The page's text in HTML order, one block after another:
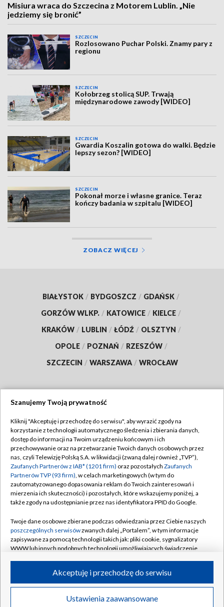
Misiura wraca do Szczecina z Motorem Lublin. „Nie
jedziemy się bronić”
SZCZECIN
Rozlosowano Puchar Polski. Znamy pary z
regionu
SZCZECIN
Kołobrzeg stolicą SUP. Trwają
międzynarodowe zawody [WIDEO]
SZCZECIN
Gwardia Koszalin gotowa do walki. Będzie
lepszy sezon? [WIDEO]
SZCZECIN
Pokonał morze i własne granice. Teraz
kończy badania w szpitalu [WIDEO]
ZOBACZ WIĘCEJ
BIAŁYSTOK / BYDGOSZCZ / GDAŃSK /
GORZÓW WLKP. / KATOWICE / KIELCE /
KRAKÓW / LUBLIN / ŁÓDŹ / OLSZTYN /
OPOLE / POZNAŃ / RZESZÓW /
SZCZECIN / WARSZAWA / WROCŁAW
TVP
Abonament TVP
Emisja w TVP
Centrum informacji TVP
Naziemna Telewizja Cyfrowa
Rada Programowa
System NOS
Informacje o nadawcy
Program dla prasy
Regulamin TVP
Polityka prywatności
Moje zgody
Pomoc
Kontakt
Kanały
©2026 Telewizja Polska S.A. w likwidacji
Szanujemy Twoją prywatność
Kliknij "Akceptuję i przechodzę do serwisu", aby wyrazić zgody na
korzystanie z technologii automatycznego śledzenia i zbierania danych,
dostęp do informacji na Twoim urządzeniu końcowym i ich
przechowywanie oraz na przetwarzanie Twoich danych osobowych przez
nas, czyli Telewizję Polską S.A. w likwidacji (zwaną dalej również „TVP”),
Zaufanych Partnerów z IAB* (1201 firm) oraz pozostałych Zaufanych
Partnerów TVP (93 firm), w celach marketingowych (w tym do
zautomatyzowanego dopasowania reklam do Twoich zainteresowań i
mierzenia ich skuteczności) i pozostałych, które wskazujemy poniżej, a
także zgody na udostępnianie przez nas identyfikatora PPID do Google.
Twoje dane osobowe zbierane podczas odwiedzania przez Ciebie naszych
poszczególnych serwisówzwanych dalej „Portalem”, w tym informacje
zapisywane za pomocą technologii takich jak: pliki cookie, sygnalizatory
WWW lub innych podobnych technologii umożliwiających świadczenie
ruchu w Internecie.
Twoje dane osobowe zbierane podczas odwiedzania przez Ciebie
poszczególnych serwisówna Portalu, takie jak adresy IP, identyfikatory
Ustawienia zaawansowane
Akceptuję i przechodzę do serwisu